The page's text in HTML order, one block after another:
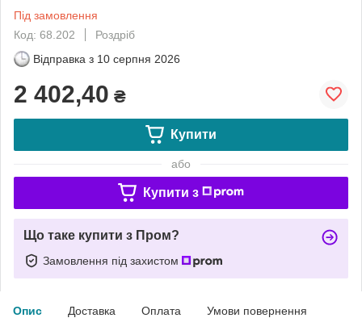
Під замовлення
Код: 68.202
Роздріб
Відправка з 10 серпня 2026
2 402,40 ₴
Купити
або
Купити з
Що таке купити з Пром?
Замовлення під захистом
Опис Доставка Оплата Умови повернення